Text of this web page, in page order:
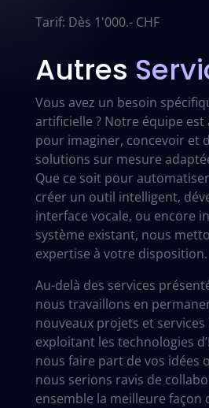
Tarif: Dès 1'000.- CHF
Autres
Vous avez un besoin
artificielle ? Notre équipe est
pour imaginer, concevoir et
solutions sur mesure
Que ce soit pour
créer un outil intelligent,
interface vocale, ou encore
système existant, nous
expertise à votre disposition.
Au-delà des services
nous travaillons en
nouveaux projets et
exploitant les technologies
nous faire part de vos idées
nous serions ravis de
ensemble la meilleure façon